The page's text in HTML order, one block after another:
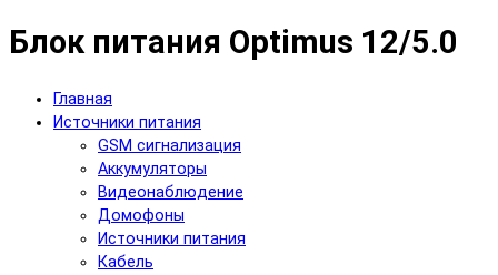
Блок питания Optimus 12/5.0
Главная
Источники питания
GSM сигнализация
Аккумуляторы
Видеонаблюдение
Домофоны
Источники питания
Кабель